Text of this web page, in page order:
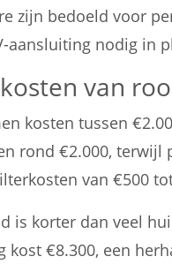
zijn bedoeld voor
aansluiting nodig in
van
kosten tussen
rond €2.000, terwijl
van €500
is korter dan veel
kost €8.300, een